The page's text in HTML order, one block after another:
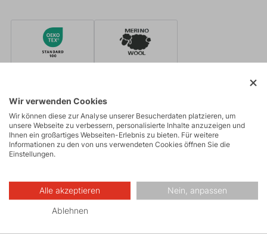
Made in Europe Corespun
Parameter
Wir verwenden Cookies
Wir können diese zur Analyse unserer Besucherdaten platzieren, um
unsere Webseite zu verbessern, personalisierte Inhalte anzuzeigen und
Ihnen ein großartiges Webseiten-Erlebnis zu bieten. Für weitere
Informationen zu den von uns verwendeten Cookies öffnen Sie die
Einstellungen.
Alle akzeptieren Nein, anpassen
Ablehnen